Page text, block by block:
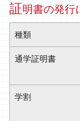
証明書の発行
種類
通学証明書
学割